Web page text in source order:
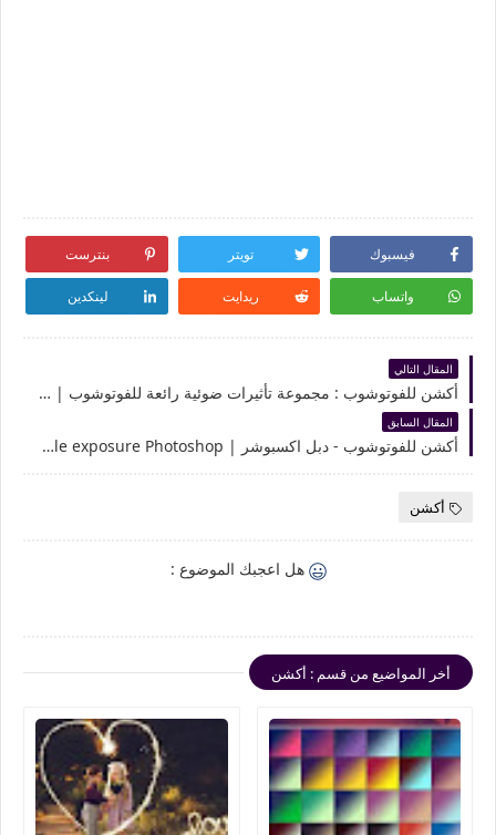
فيسبوك تويتر بنترست
واتساب ريدايت لينكدين
المقال التالي
أكشن للفوتوشوب : مجموعة تأثيرات ضوئية رائعة للفوتوشوب | photoshop light effect
المقال السابق
أكشن للفوتوشوب - دبل اكسبوشر | Action double exposure Photoshop
أكشن
هل اعجبك الموضوع :
أخر المواضيع من قسم : أكشن